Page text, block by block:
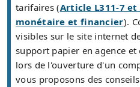
tarifaires (Article L311-7
monétaire et financier).
visibles sur le site internet
support papier en agence
lors de l'ouverture d'un
vous proposons des